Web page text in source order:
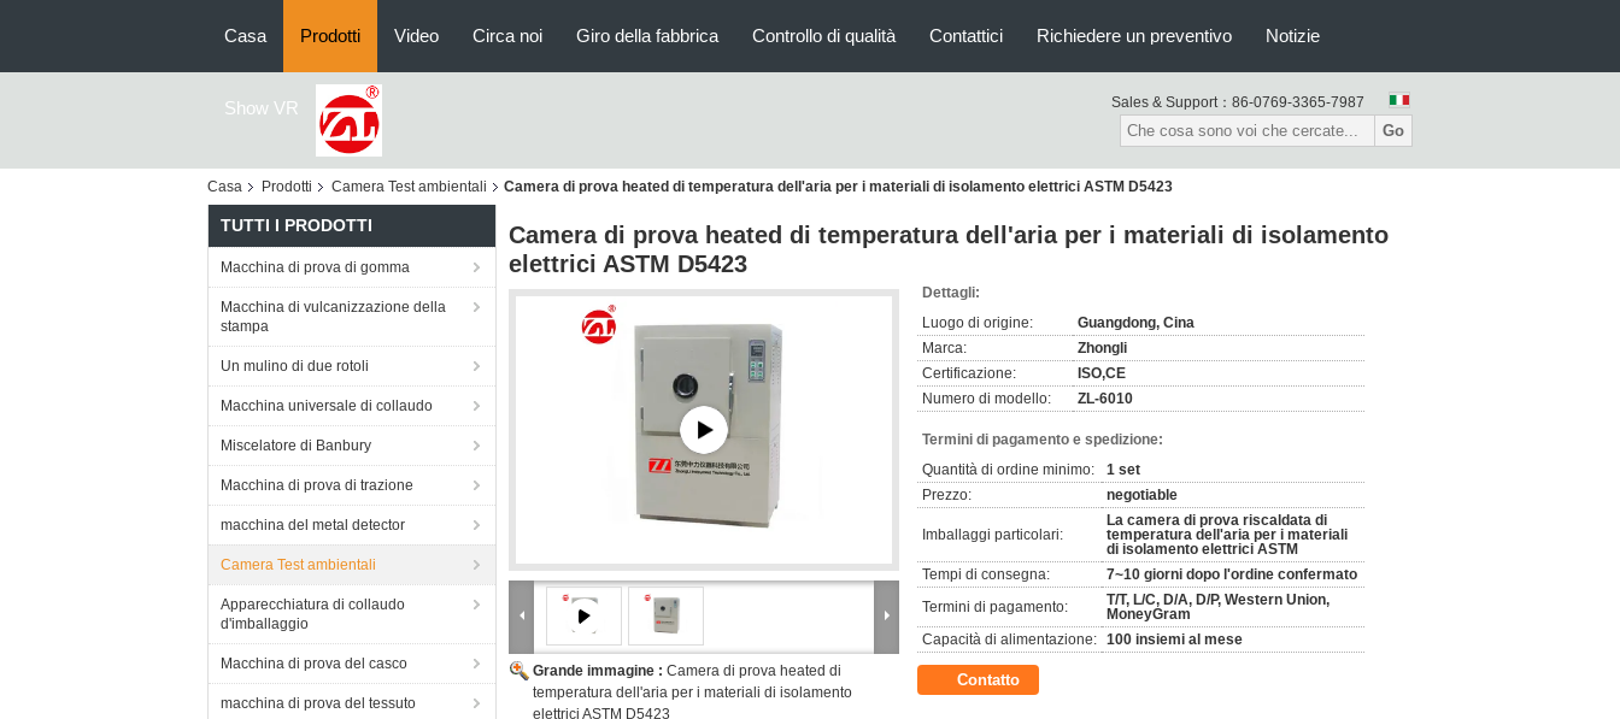
Casa Prodotti Video Circa noi Giro della fabbrica Controllo di qualità Contattici Richiedere un preventivo Notizie
Show VR Sales & Support： 86-0769-3365-7987
Go
Casa Prodotti Camera Test ambientali Camera di prova heated di temperatura dell'aria per i materiali di isolamento elettrici ASTM D5423
TUTTI I PRODOTTI
Macchina di prova di gomma
Macchina di vulcanizzazione della
stampa
Un mulino di due rotoli
Macchina universale di collaudo
Miscelatore di Banbury
Macchina di prova di trazione
macchina del metal detector
Camera Test ambientali
Apparecchiatura di collaudo
d'imballaggio
Macchina di prova del casco
macchina di prova del tessuto
Camera di prova heated di temperatura dell'aria per i materiali di isolamento
elettrici ASTM D5423
Grande immagine : Camera di prova heated di
temperatura dell'aria per i materiali di isolamento
elettrici ASTM D5423
Dettagli:
Luogo di origine:
Guangdong, Cina
Marca:
Zhongli
Certificazione:
ISO,CE
Numero di modello:
ZL-6010
Termini di pagamento e spedizione:
Quantità di ordine minimo:
1 set
Prezzo:
negotiable
Imballaggi particolari:
La camera di prova riscaldata di
temperatura dell'aria per i materiali
di isolamento elettrici ASTM
Tempi di consegna:
7~10 giorni dopo l'ordine confermato
Termini di pagamento:
T/T, L/C, D/A, D/P, Western Union,
MoneyGram
Capacità di alimentazione: 100 insiemi al mese
Contatto